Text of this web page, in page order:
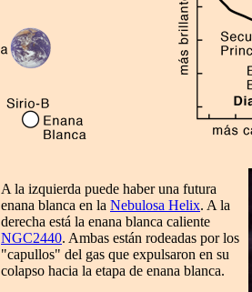
A la izquierda puede haber una futura
enana blanca en la Nebulosa Helix. A la
derecha está la enana blanca caliente
NGC2440. Ambas están rodeadas por los
"capullos" del gas que expulsaron en su
colapso hacia la etapa de enana blanca.